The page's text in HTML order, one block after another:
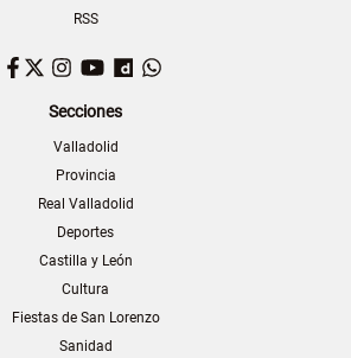
RSS
Facebook
TwitterInstagram
YouTubeDailymotion
Secciones
Valladolid
Provincia
Real Valladolid
Deportes
Castilla y León
Cultura
Fiestas de San Lorenzo
Sanidad